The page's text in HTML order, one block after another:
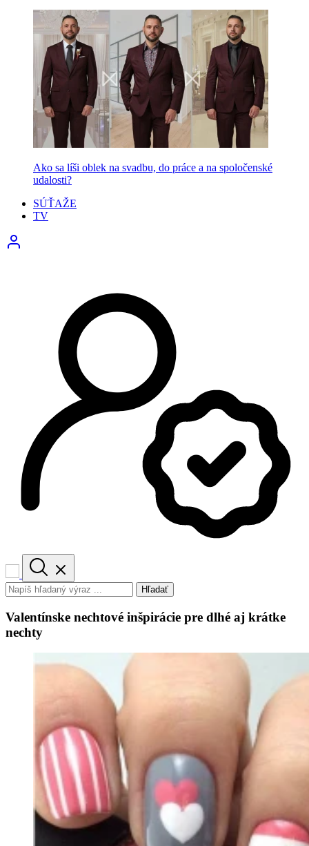
Ako sa líši oblek na svadbu, do práce a na spoločenské
udalosti?
SÚŤAŽE
TV
Hľadať
Valentínske nechtové inšpirácie pre dlhé aj krátke
nechty